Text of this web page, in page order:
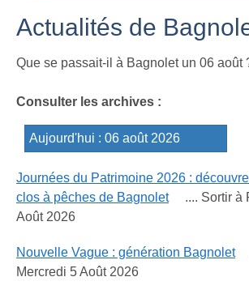
Actualités de
Que se passait-il à Bagnolet un 06 août
Consulter les archives :
Journées du Patrimoine 2026 :
clos à pêches de Bagnolet.... Sortir à
Août 2026
Nouvelle Vague : génération Bagnolet
Mercredi 5 Août 2026